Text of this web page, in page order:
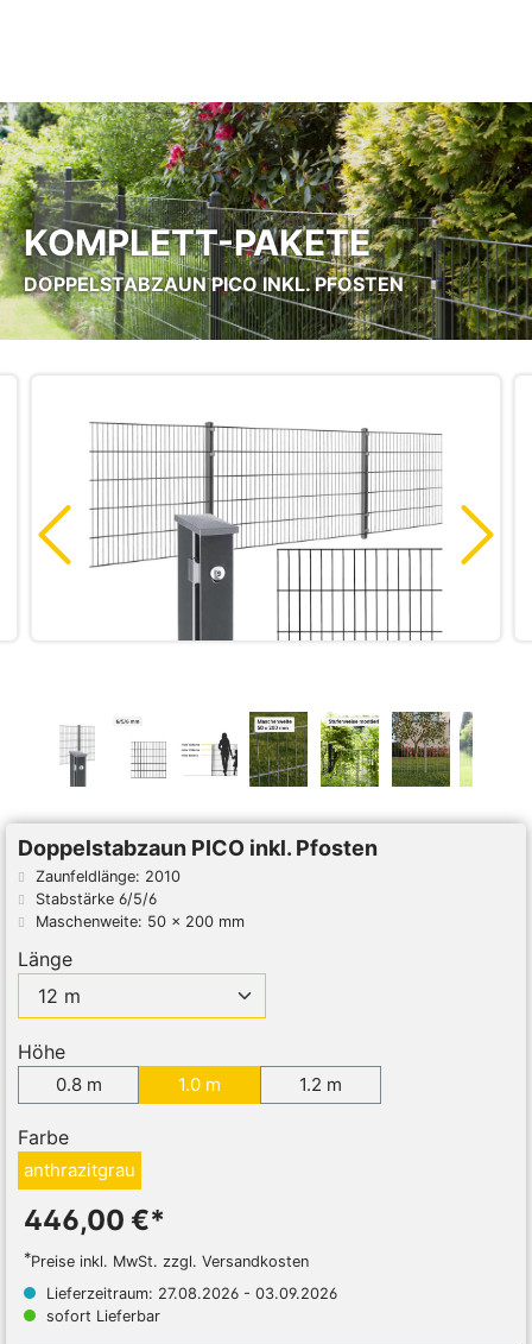
KOMPLETT-PAKETE
DOPPELSTABZAUN PICO INKL. PFOSTEN
Doppelstabzaun PICO inkl. Pfosten
Zaunfeldlänge: 2010
Stabstärke 6/5/6
Maschenweite: 50 x 200 mm
Länge
Höhe
0.8 m 1.0 m 1.2 m
Farbe
anthrazitgrau
446,00 €*
*Preise inkl. MwSt. zzgl. Versandkosten
Lieferzeitraum: 27.08.2026 - 03.09.2026
sofort Lieferbar